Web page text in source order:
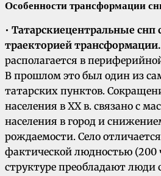
Особенности трансформации
• Татарскиецентральные
траекторией трансформации.
располагается в
В прошлом это был один из
татарских пунктов.
населения в XX в. связано с
населения в город и
рождаемости. Село
фактической людностью (200
структуре преобладают люди